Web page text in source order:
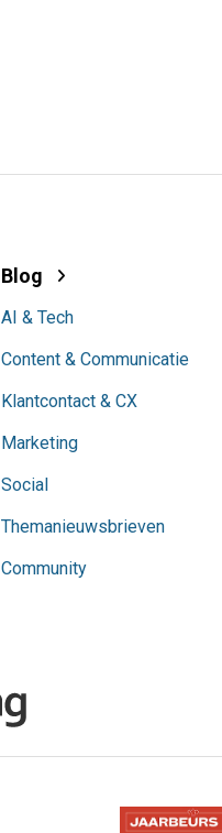
Blog
AI & Tech
Content & Communicatie
Klantcontact & CX
Marketing
Social
Themanieuwsbrieven
Community